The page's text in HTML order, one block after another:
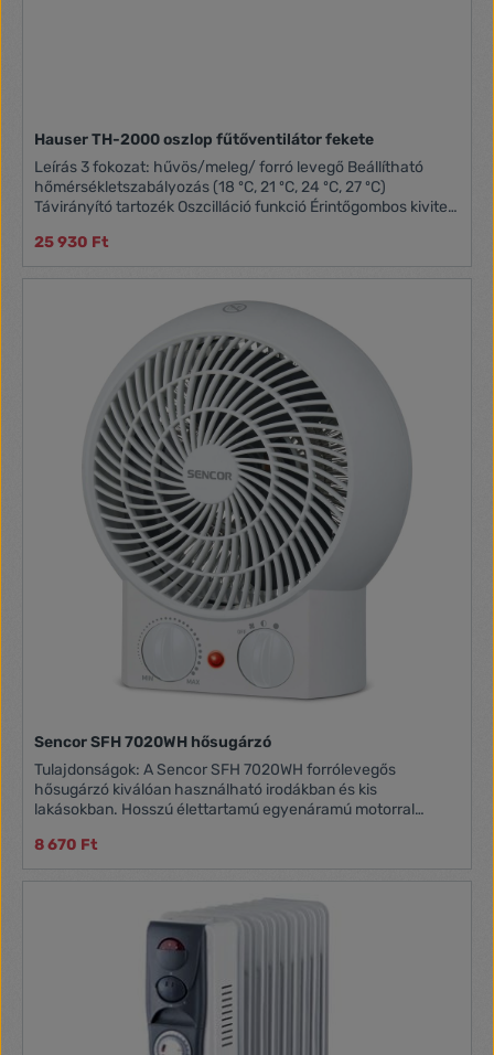
Hauser TH-2000 oszlop fűtőventilátor fekete
Leírás 3 fokozat: hűvös/meleg/ forró levegő Beállítható
hőmérsékletszabályozás (18 ºC, 21 ºC, 24 ºC, 27 ºC)
Távirányító tartozék Oszcilláció funkció Érintőgombos kivitel
25 930 Ft
Sencor SFH 7020WH hősugárzó
Tulajdonságok: A Sencor SFH 7020WH forrólevegős
hősugárzó kiválóan használható irodákban és kis
lakásokban. Hosszú élettartamú egyenáramú motorral
beépített biztonsági kapcsoló. A kialakításának
köszönhetően szinte bárhol üzembe helyezhető.
jelző fény Túlhevülés elleni védelem Fogantyú az egyszerű
áthelyezéshez 2 teljesítményszint
8 670 Ft